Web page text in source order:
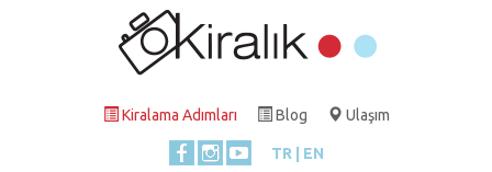
Kiralama Adımları Blog Ulaşım
TR EN